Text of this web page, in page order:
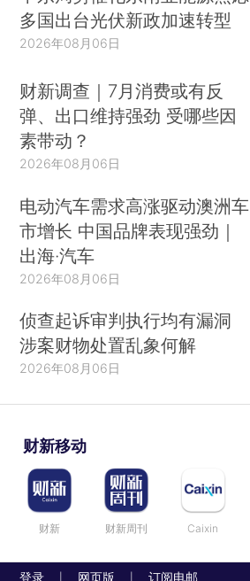
多国出台光伏新政加速转型
2026年08月06日
财新调查｜7月消费或有反
弹、出口维持强劲 受哪些因
素带动？
2026年08月06日
电动汽车需求高涨驱动澳洲车
市增长 中国品牌表现强劲｜
出海·汽车
2026年08月06日
侦查起诉审判执行均有漏洞
涉案财物处置乱象何解
2026年08月06日
财新移动
财新 财新周刊 Caixin
登录 网页版 订阅电邮